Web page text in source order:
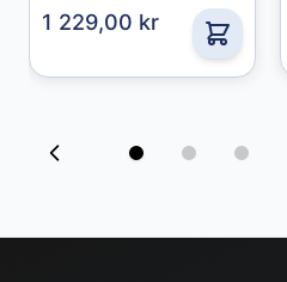
1 229,00 kr